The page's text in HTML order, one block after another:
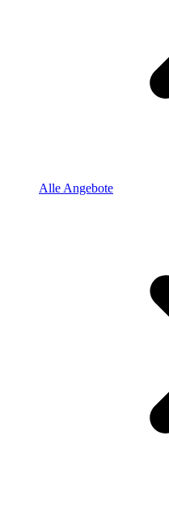
Alle Angebote